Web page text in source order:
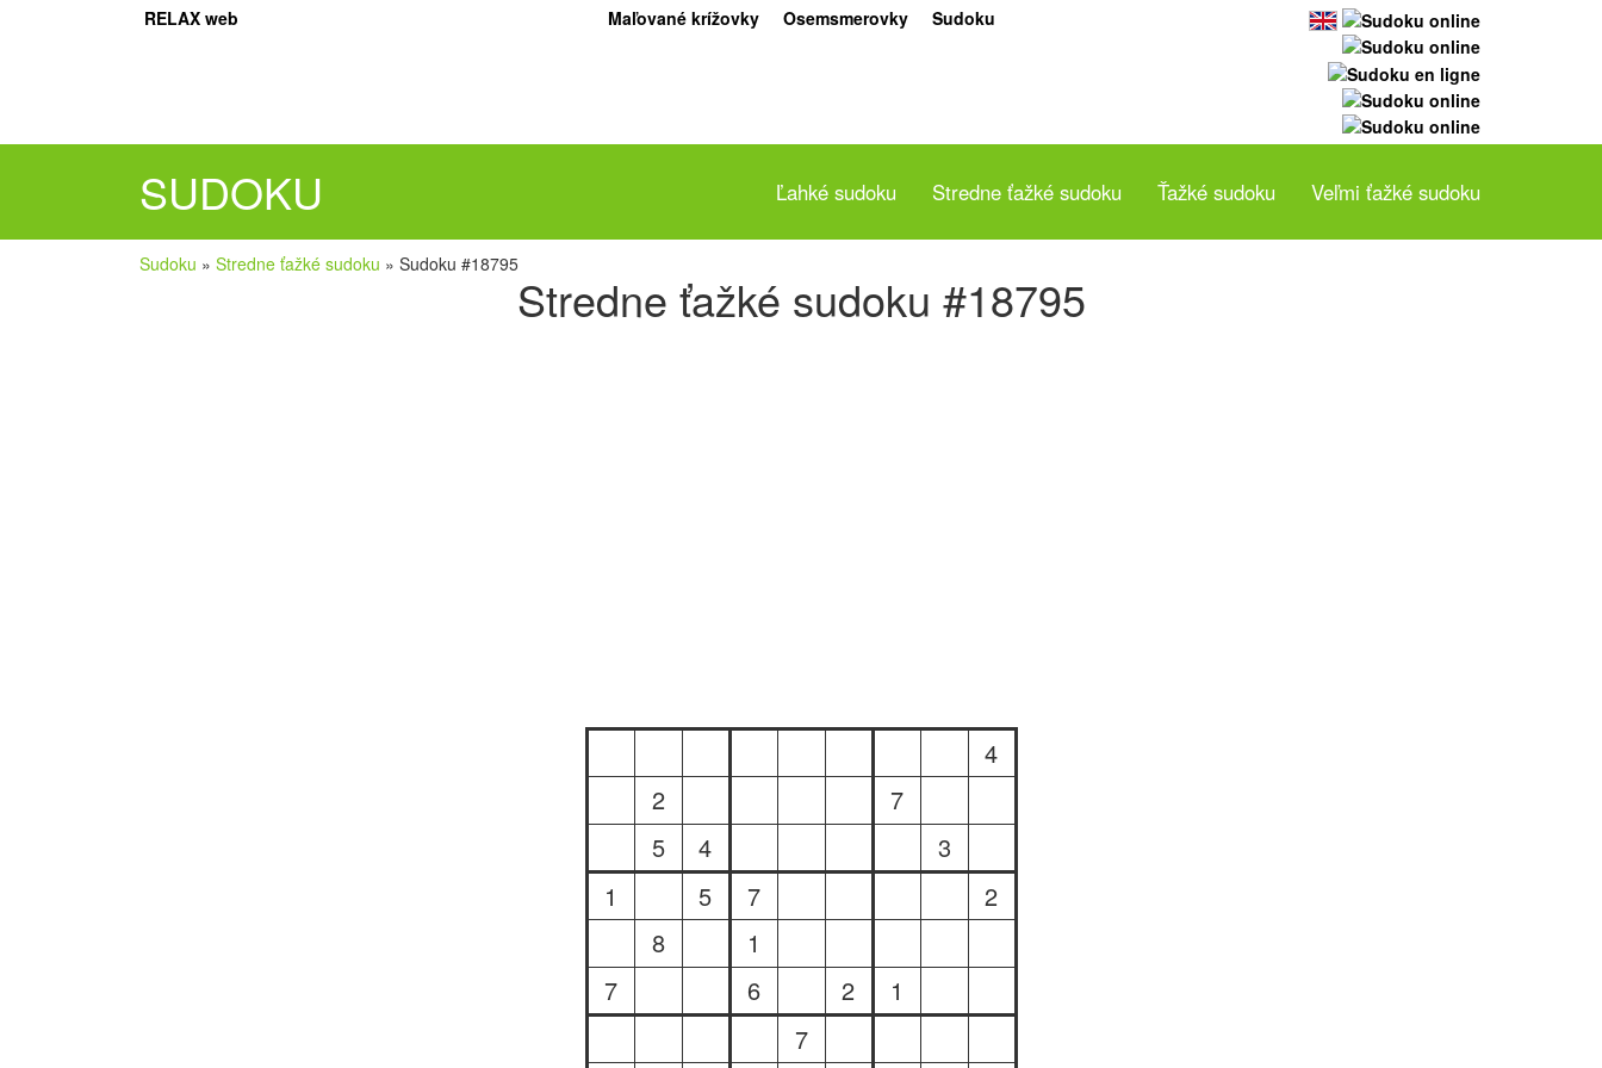
RELAX web Maľované krížovky Osemsmerovky Sudoku
SUDOKU Ľahké sudoku Stredne ťažké sudoku Ťažké sudoku Veľmi ťažké sudoku
Sudoku » Stredne ťažké sudoku » Sudoku #18795
Stredne ťažké sudoku #18795
4
2
7
5
4
3
1
5 7
2
8
1
7
6 2
1
7